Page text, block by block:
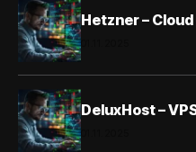
Hetzner –
DeluxHost –